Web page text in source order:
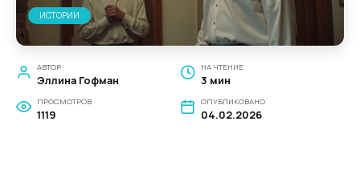
ИСТОРИИ
АВТОР
Эллина Гофман
НА ЧТЕНИЕ
3 мин
ПРОСМОТРОВ
1119
ОПУБЛИКОВАНО
04.02.2026